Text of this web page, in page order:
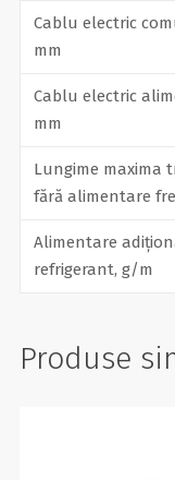
Cablu electric
mm
Cablu electric
mm
Lungime maxima
fără alimentare
Alimentare
refrigerant, g/m
Produse